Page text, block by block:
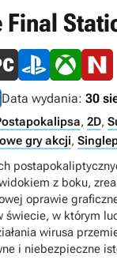
Final
Data wydania: 30
, 2D,
gry akcji,
z boku,
oprawie
świecie, w którym
wirusa
i niebezpieczne